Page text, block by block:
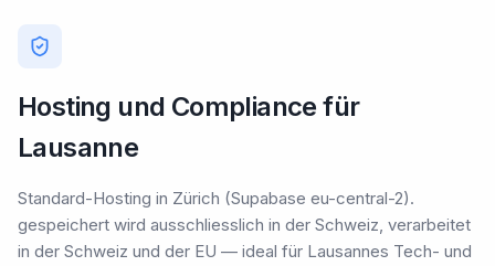
Hosting und Compliance für
Lausanne
Standard-Hosting in Zürich (Supabase eu-central-2).
gespeichert wird ausschliesslich in der Schweiz, verarbeitet
in der Schweiz und der EU — ideal für Lausannes Tech- und